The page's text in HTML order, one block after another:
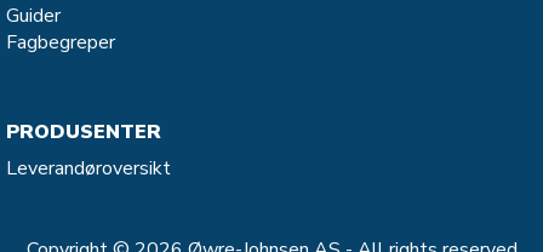
Guider
Fagbegreper
PRODUSENTER
Leverandøroversikt